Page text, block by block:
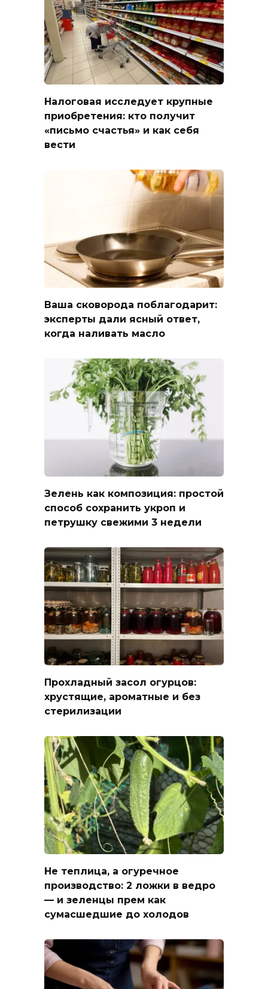
Налоговая исследует крупные
приобретения: кто получит
«письмо счастья» и как себя
вести
Ваша сковорода поблагодарит:
эксперты дали ясный ответ,
когда наливать масло
Зелень как композиция: простой
способ сохранить укроп и
петрушку свежими 3 недели
Прохладный засол огурцов:
хрустящие, ароматные и без
стерилизации
Не теплица, а огуречное
производство: 2 ложки в ведро
— и зеленцы прем как
сумасшедшие до холодов